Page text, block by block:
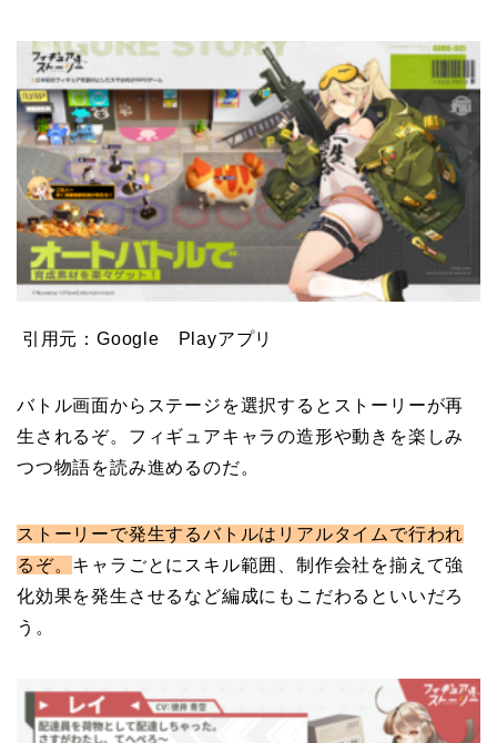
引用元：Google Playアプリ
バトル画面からステージを選択するとストーリーが再
生されるぞ。フィギュアキャラの造形や動きを楽しみ
つつ物語を読み進めるのだ。
ストーリーで発生するバトルはリアルタイムで行われ
るぞ。 キャラごとにスキル範囲、制作会社を揃えて強
化効果を発生させるなど編成にもこだわるといいだろ
う。